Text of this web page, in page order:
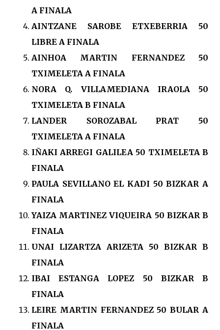
A FINALA
AINTZANE SAROBE ETXEBERRIA 50
LIBRE A FINALA
AINHOA MARTIN FERNANDEZ 50
TXIMELETA A FINALA
NORA Q. VILLAMEDIANA IRAOLA 50
TXIMELETA B FINALA
LANDER SOROZABAL PRAT 50
TXIMELETA A FINALA
IÑAKI ARREGI GALILEA 50 TXIMELETA B
FINALA
PAULA SEVILLANO EL KADI 50 BIZKAR A
FINALA
YAIZA MARTINEZ VIQUEIRA 50 BIZKAR B
FINALA
UNAI LIZARTZA ARIZETA 50 BIZKAR B
FINALA
IBAI ESTANGA LOPEZ 50 BIZKAR B
FINALA
LEIRE MARTIN FERNANDEZ 50 BULAR A
FINALA